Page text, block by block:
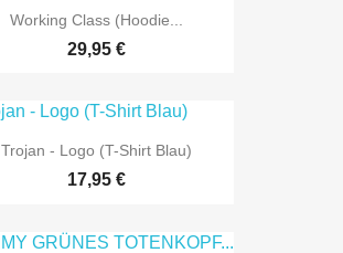
Working Class (Hoodie...
29,95 €
Trojan - Logo (T-Shirt Blau)
17,95 €